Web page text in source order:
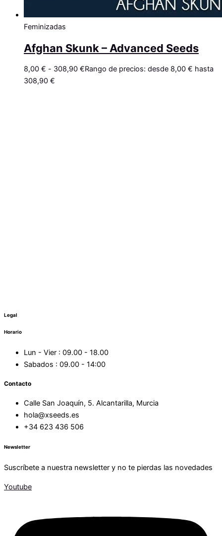
Feminizadas
Afghan Skunk – Advanced Seeds
8,00 € - 308,90 €Rango de precios: desde 8,00 € hasta
308,90 €
Legal
Horario
Lun - Vier : 09.00 - 18.00
Sabados : 09.00 - 14:00
Contacto
Calle San Joaquín, 5. Alcantarilla, Murcia
hola@xseeds.es
+34 623 436 506
Newsletter
Suscríbete a nuestra newsletter y no te pierdas las novedades
Youtube